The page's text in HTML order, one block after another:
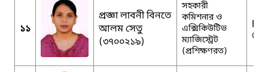
১১
প্রজ্ঞা লাবনী বিনতে
আলম সেতু
(৩৭০০২১৯)
সহকারী
কমিশনার ও
এক্সিকিউটিভ
ম্যাজিস্ট্রেট
(প্রশিক্ষণরত)